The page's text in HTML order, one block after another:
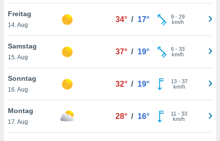
der
weiterhin
Freitag
14. Aug
34° / 17° 9- 29
km/h
Samstag
15. Aug
37° / 19° 6- 33
km/h
Sonntag
16. Aug
32° / 19° 13- 37
km/h
Montag
17. Aug
28° / 16° 11 - 33
km/h